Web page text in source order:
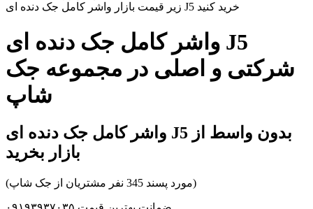
زیر قیمت بازار واشر کامل جک دنده ای J5 خرید کنید
واشر کامل جک دنده ای J5
شرکتی و اصلی در مجموعه جک
شاپ
واشر کامل جک دنده ای J5 بدون واسط از
بازار بخرید
(مورد پسند 345 نفر مشتریان از جک شاپ)